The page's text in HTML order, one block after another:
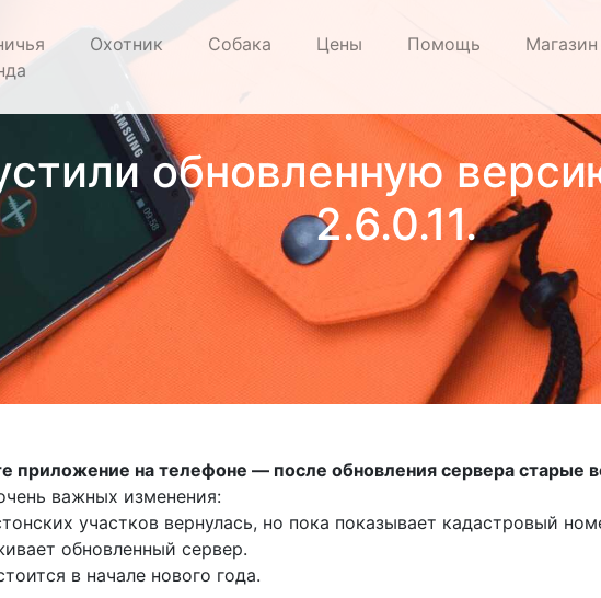
Охотник Собака Цены Помощь Магазин
обновленную
2.6.0.11.
приложение на телефоне — после обновления сервера старые
важных изменения:
участков вернулась, но пока показывает кадастровый
обновленный сервер.
в начале нового года.